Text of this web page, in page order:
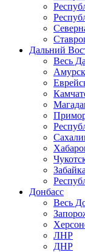
Дальний
Весь
Донбасс
Весь
ЛНР
ДНР